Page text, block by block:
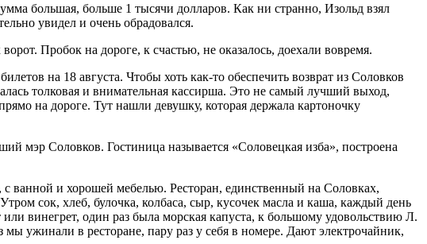
большая, больше 1 тысячи долларов. Как ни странно, Изольд взял
увидел и очень обрадовался.
Пробок на дороге, к счастью, не оказалось, доехали вовремя.
на 18 августа. Чтобы хоть как-то обеспечить возврат из Соловков
толковая и внимательная кассирша. Это не самый лучший выход,
на дороге. Тут нашли девушку, которая держала картоночку
мэр Соловков. Гостиница называется «Соловецкая изба», построена
ванной и хорошей мебелью. Ресторан, единственный на Соловках,
сок, хлеб, булочка, колбаса, сыр, кусочек масла и каша, каждый день
винегрет, один раз была морская капуста, к большому удовольствию Л.
ужинали в ресторане, пару раз у себя в номере. Дают электрочайник,